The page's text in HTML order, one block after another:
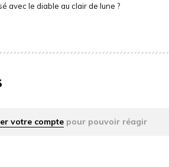
avec le diable au clair de lune ?
votre compte pour pouvoir réagir